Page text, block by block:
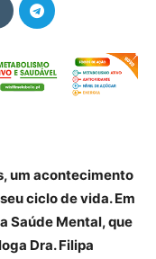
um acontecimento
ciclo de vida. Em
Saúde Mental, que
Dra. Filipa